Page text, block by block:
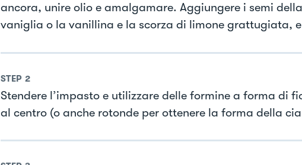
ancora, unire olio e amalgamare. Aggiungere i semi
vaniglia o la vanillina e la scorza di limone grattugiata,
STEP 2
Stendere l’impasto e utilizzare delle formine a forma di
al centro (o anche rotonde per ottenere la forma della